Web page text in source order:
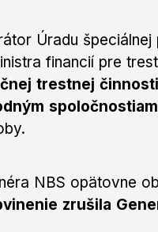
Úradu
financií pre
trestnej
spoločnostiam
NBS opätovne
zrušila